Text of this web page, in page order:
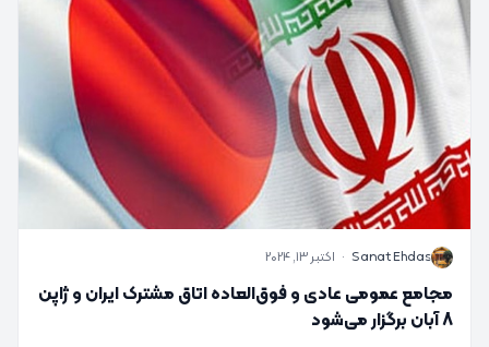
S
Sanat Ehdas
· اکتبر 13, 2024
مجامع عمومی عادی و فوق‌العاده اتاق مشترک ایران و ژاپن
8 آبان برگزار می‌شود